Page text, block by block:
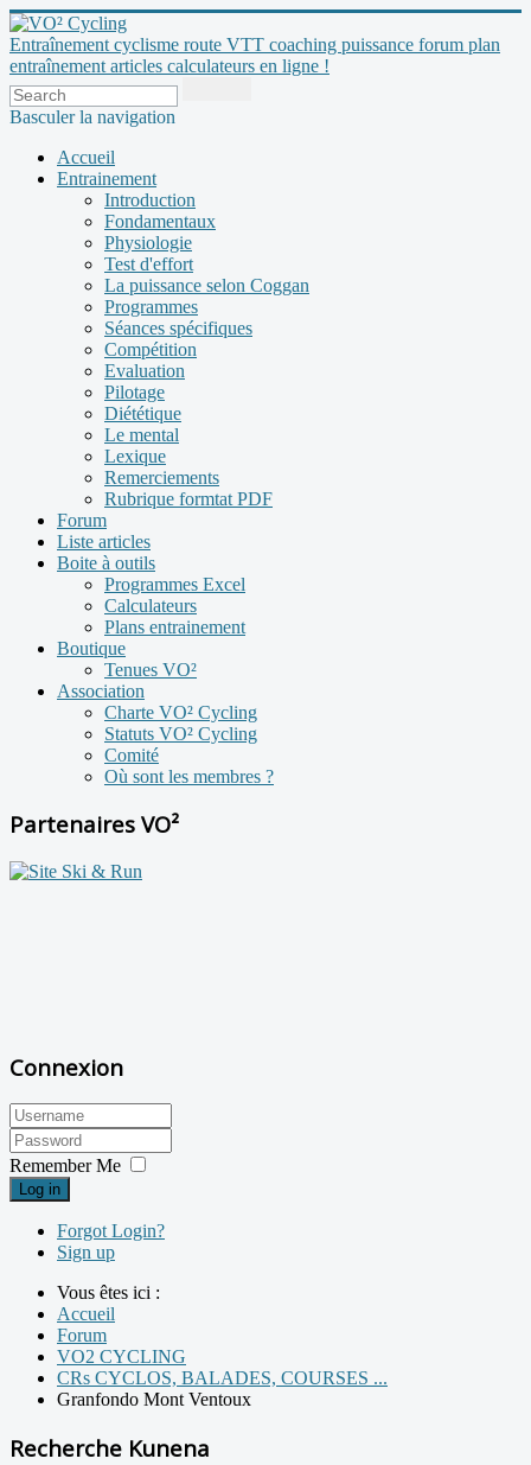
Entraînement cyclisme route VTT coaching puissance forum plan
entraînement articles calculateurs en ligne !
Basculer la navigation
Accueil
Entrainement
Introduction
Fondamentaux
Physiologie
Test d'effort
La puissance selon Coggan
Programmes
Séances spécifiques
Compétition
Evaluation
Pilotage
Diététique
Le mental
Lexique
Remerciements
Rubrique formtat PDF
Forum
Liste articles
Boite à outils
Programmes Excel
Calculateurs
Plans entrainement
Boutique
Tenues VO²
Association
Charte VO² Cycling
Statuts VO² Cycling
Comité
Où sont les membres ?
Partenaires VO²
Connexion
Remember Me
Log in
Forgot Login?
Sign up
Vous êtes ici :
Accueil
Forum
VO2 CYCLING
CRs CYCLOS, BALADES, COURSES ...
Granfondo Mont Ventoux
Recherche Kunena